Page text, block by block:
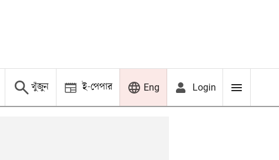
খুঁজুন ই-পেপার Eng Login